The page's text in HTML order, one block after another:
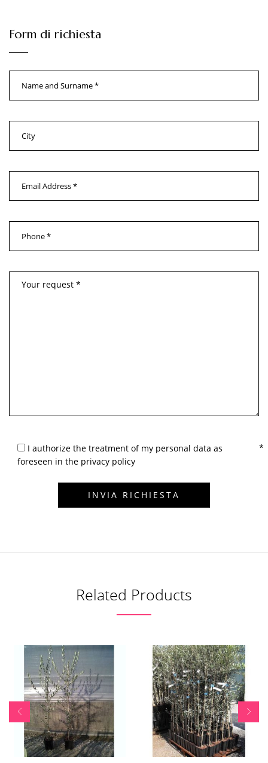
Form di richiesta
I authorize the treatment of my personal data as
foreseen in the privacy policy
Related Products